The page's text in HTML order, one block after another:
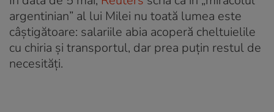
argentinian” al lui Milei nu toată lumea este
câștigătoare: salariile abia acoperă cheltuielile
cu chiria și transportul, dar prea puțin restul de
necesități.